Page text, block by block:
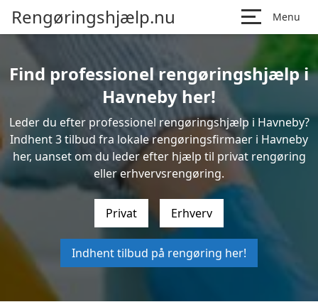
Rengøringshjælp.nu Menu
Find professionel rengøringshjælp i
Havneby her!
Leder du efter professionel rengøringshjælp i Havneby?
Indhent 3 tilbud fra lokale rengøringsfirmaer i Havneby
her, uanset om du leder efter hjælp til privat rengøring
eller erhvervsrengøring.
Privat Erhverv
Indhent tilbud på rengøring her!